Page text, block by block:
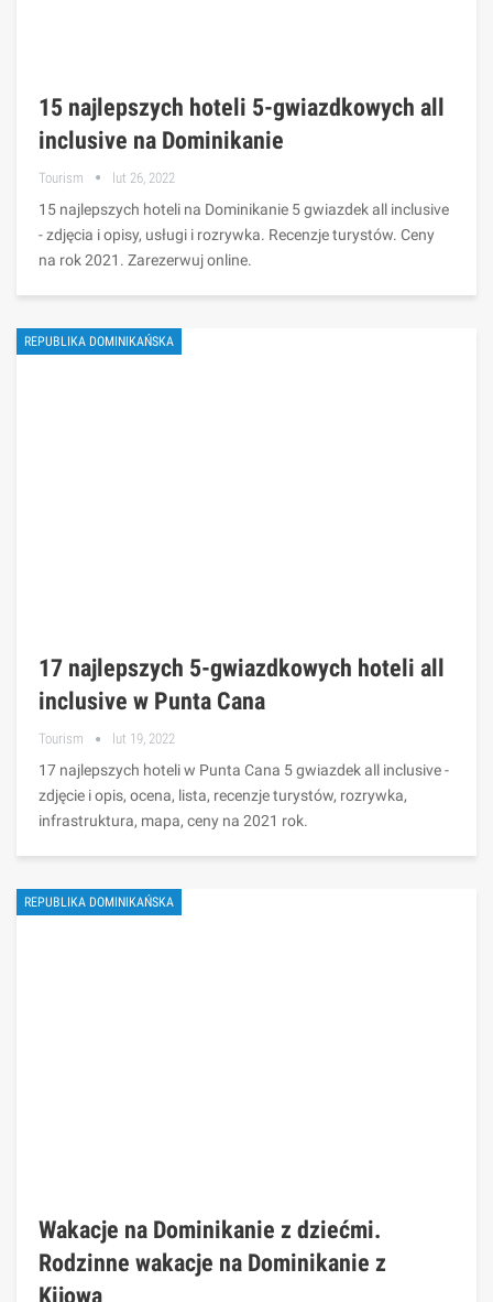
15 najlepszych hoteli 5-gwiazdkowych all
inclusive na Dominikanie
Tourism lut 26, 2022
15 najlepszych hoteli na Dominikanie 5 gwiazdek all inclusive
- zdjęcia i opisy, usługi i rozrywka. Recenzje turystów. Ceny
na rok 2021. Zarezerwuj online.
REPUBLIKA DOMINIKAŃSKA
17 najlepszych 5-gwiazdkowych hoteli all
inclusive w Punta Cana
Tourism lut 19, 2022
17 najlepszych hoteli w Punta Cana 5 gwiazdek all inclusive -
zdjęcie i opis, ocena, lista, recenzje turystów, rozrywka,
infrastruktura, mapa, ceny na 2021 rok.
REPUBLIKA DOMINIKAŃSKA
Wakacje na Dominikanie z dziećmi.
Rodzinne wakacje na Dominikanie z
Kijowa